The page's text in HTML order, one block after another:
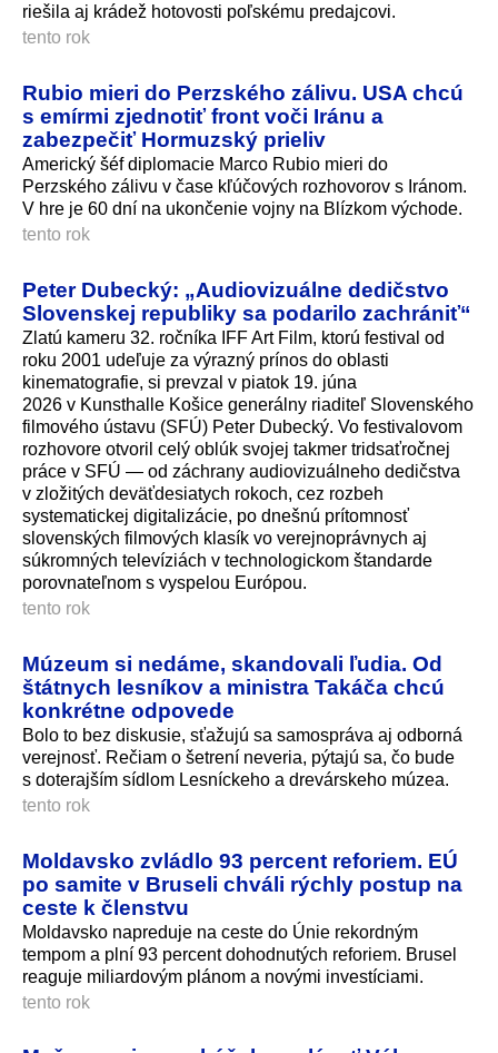
riešila aj krádež hotovosti poľskému predajcovi.
tento rok
Rubio mieri do Perzského zálivu. USA chcú
s emírmi zjednotiť front voči Iránu a
zabezpečiť Hormuzský prieliv
Americký šéf diplomacie Marco Rubio mieri do
Perzského zálivu v čase kľúčových rozhovorov s Iránom.
V hre je 60 dní na ukončenie vojny na Blízkom východe.
tento rok
Peter Dubecký: „Audiovizuálne dedičstvo
Slovenskej republiky sa podarilo zachrániť“
Zlatú kameru 32. ročníka IFF Art Film, ktorú festival od
roku 2001 udeľuje za výrazný prínos do oblasti
kinematografie, si prevzal v piatok 19. júna
2026 v Kunsthalle Košice generálny riaditeľ Slovenského
filmového ústavu (SFÚ) Peter Dubecký. Vo festivalovom
rozhovore otvoril celý oblúk svojej takmer tridsaťročnej
práce v SFÚ — od záchrany audiovizuálneho dedičstva
v zložitých deväťdesiatych rokoch, cez rozbeh
systematickej digitalizácie, po dnešnú prítomnosť
slovenských filmových klasík vo verejnoprávnych aj
súkromných televíziách v technologickom štandarde
porovnateľnom s vyspelou Európou.
tento rok
Múzeum si nedáme, skandovali ľudia. Od
štátnych lesníkov a ministra Takáča chcú
konkrétne odpovede
Bolo to bez diskusie, sťažujú sa samospráva aj odborná
verejnosť. Rečiam o šetrení neveria, pýtajú sa, čo bude
s doterajším sídlom Lesníckeho a drevárskeho múzea.
tento rok
Moldavsko zvládlo 93 percent reforiem. EÚ
po samite v Bruseli chváli rýchly postup na
ceste k členstvu
Moldavsko napreduje na ceste do Únie rekordným
tempom a plní 93 percent dohodnutých reforiem. Brusel
reaguje miliardovým plánom a novými investíciami.
tento rok